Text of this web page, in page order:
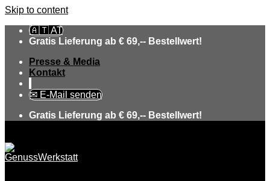
Skip to content
🇦🇹 AT
Gratis Lieferung ab € 69,-- Bestellwert!
Presse & Media
Kontakt
✉ E-Mail senden
Gratis Lieferung ab € 69,-- Bestellwert!